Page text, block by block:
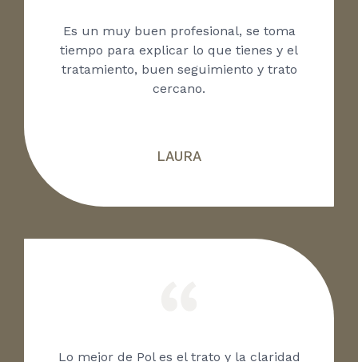
Es un muy buen profesional, se toma
tiempo para explicar lo que tienes y el
tratamiento, buen seguimiento y trato
cercano.
LAURA
Lo mejor de Pol es el trato y la claridad